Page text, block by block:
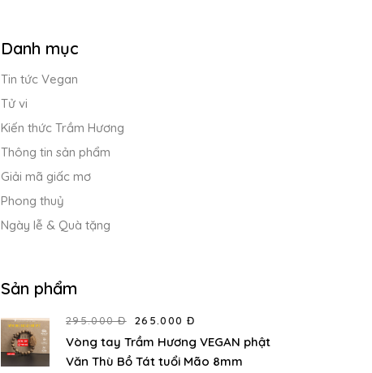
Danh mục
Tin tức Vegan
Tử vi
Kiến thức Trầm Hương
Thông tin sản phẩm
Giải mã giấc mơ
Phong thuỷ
Ngày lễ & Quà tặng
Sản phẩm
295.000 Đ 265.000 Đ
Vòng tay Trầm Hương VEGAN phật
Văn Thù Bồ Tát tuổi Mão 8mm